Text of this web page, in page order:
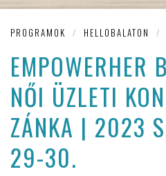
PROGRAMOK / HELLOBALATON /
EMPOWERHER
NŐI ÜZLETI
ZÁNKA | 2023
29-30.